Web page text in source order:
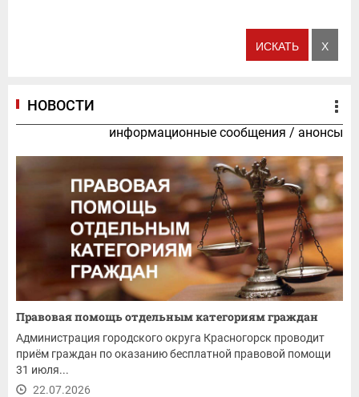
НОВОСТИ
информационные сообщения / анонсы
Правовая помощь отдельным категориям граждан
Администрация городского округа Красногорск проводит
приём граждан по оказанию бесплатной правовой помощи
31 июля...
22.07.2026